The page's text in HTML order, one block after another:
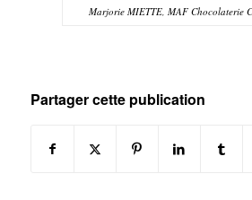
Marjorie MIETTE, MAF Chocolaterie
Partager cette publication